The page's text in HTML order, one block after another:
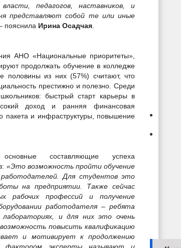
педагогов, наставников, и
представляют собой те или иные
– пояснила Ирина Осадчая
АНО «Национальные приоритеты»,
продолжать обучение в колледже
половины из них (57%) считают, что
престижно и полезно. Среди
быстрый старт карьеры в
доход и ранняя финансовая
пакета и инфраструктуры, повышение
составляющие успеха
«Это возможность пройти обучение
Для студентов это
на предприятии. Также сейчас
рабочих профессий и получение
работодателя – ребята
и для них это очень
повысить квалификацию
и мотивирует к продолжению